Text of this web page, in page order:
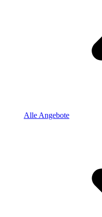
Alle Angebote